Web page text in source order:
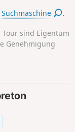
Suchmaschine .
Tour sind Eigentum
Genehmigung